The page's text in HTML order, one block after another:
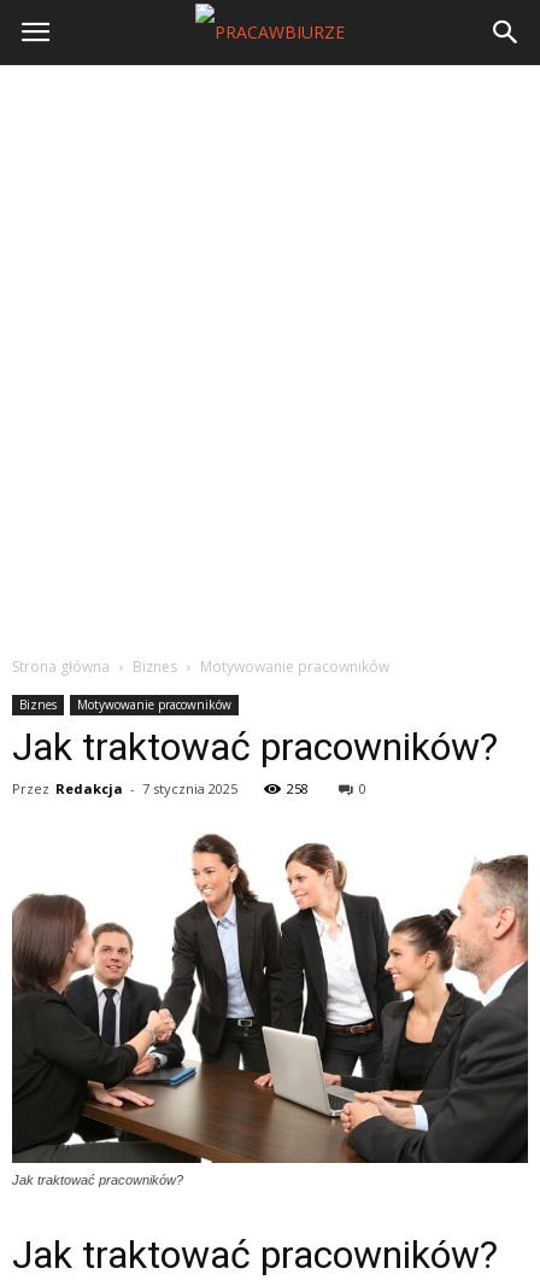
Strona główna Biznes Motywowanie pracowników
Biznes Motywowanie pracowników
Jak traktować pracowników?
Przez Redakcja - 7 stycznia 2025 258 0
Jak traktować pracowników?
Jak traktować pracowników?